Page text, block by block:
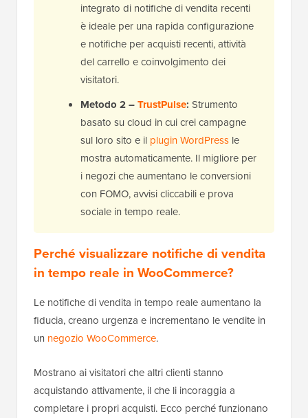
integrato di notifiche di vendita recenti
è ideale per una rapida configurazione
e notifiche per acquisti recenti, attività
del carrello e coinvolgimento dei
visitatori.
Metodo 2 –TrustPulse: Strumento
basato su cloud in cui crei campagne
sul loro sito e il plugin WordPress le
mostra automaticamente. Il migliore per
i negozi che aumentano le conversioni
con FOMO, avvisi cliccabili e prova
sociale in tempo reale.
Perché visualizzare notifiche di vendita
in tempo reale in WooCommerce?
Le notifiche di vendita in tempo reale aumentano la
fiducia, creano urgenza e incrementano le vendite in
un negozio WooCommerce.
Mostrano ai visitatori che altri clienti stanno
acquistando attivamente, il che li incoraggia a
completare i propri acquisti. Ecco perché funzionano